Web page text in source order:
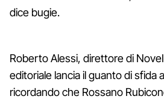
dice bugie.
Roberto Alessi, direttore di
editoriale lancia il guanto di sfida
ricordando che Rossano